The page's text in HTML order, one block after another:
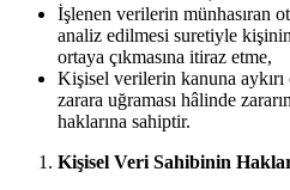
İşlenen verilerin münhasıran
analiz edilmesi suretiyle
ortaya çıkmasına itiraz etme,
Kişisel verilerin kanuna
zarara uğraması hâlinde
haklarına sahiptir.
Kişisel Veri Sahibinin